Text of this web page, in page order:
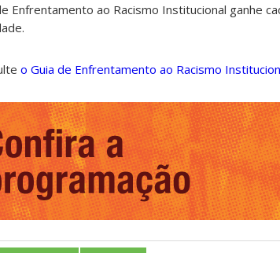
Enfrentamento ao Racismo Institucional ganhe
o Guia de Enfrentamento ao Racismo